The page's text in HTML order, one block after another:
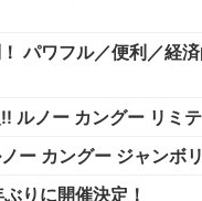
パワフル／便利／経
ルノー カングー リミ
ー カングー ジャンボ
りに開催決定！